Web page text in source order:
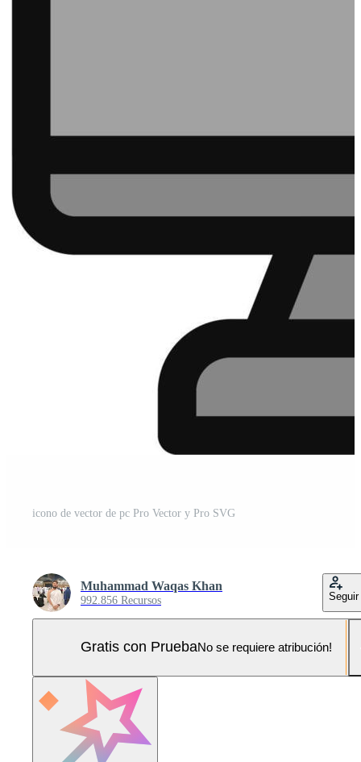
icono de vector de pc Pro Vector y Pro SVG
Muhammad Waqas Khan
992.856 Recursos Seguir
Gratis con PruebaNo se requiere atribución!